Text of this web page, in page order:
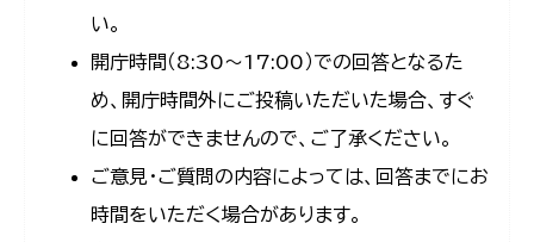
い。
開庁時間（8:30〜17:00）での回答となるた
め、開庁時間外にご投稿いただいた場合、すぐ
に回答ができませんので、ご了承ください。
ご意見・ご質問の内容によっては、回答までにお
時間をいただく場合があります。